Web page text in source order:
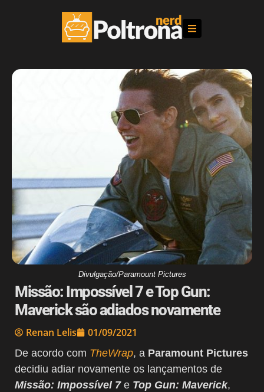
Divulgação/Paramount Pictures
Missão: Impossível 7 e Top Gun:
Maverick são adiados novamente
Renan Lelis 01/09/2021
De acordo com TheWrap, a Paramount Pictures
decidiu adiar novamente os lançamentos de
Missão: Impossível 7 e Top Gun: Maverick,